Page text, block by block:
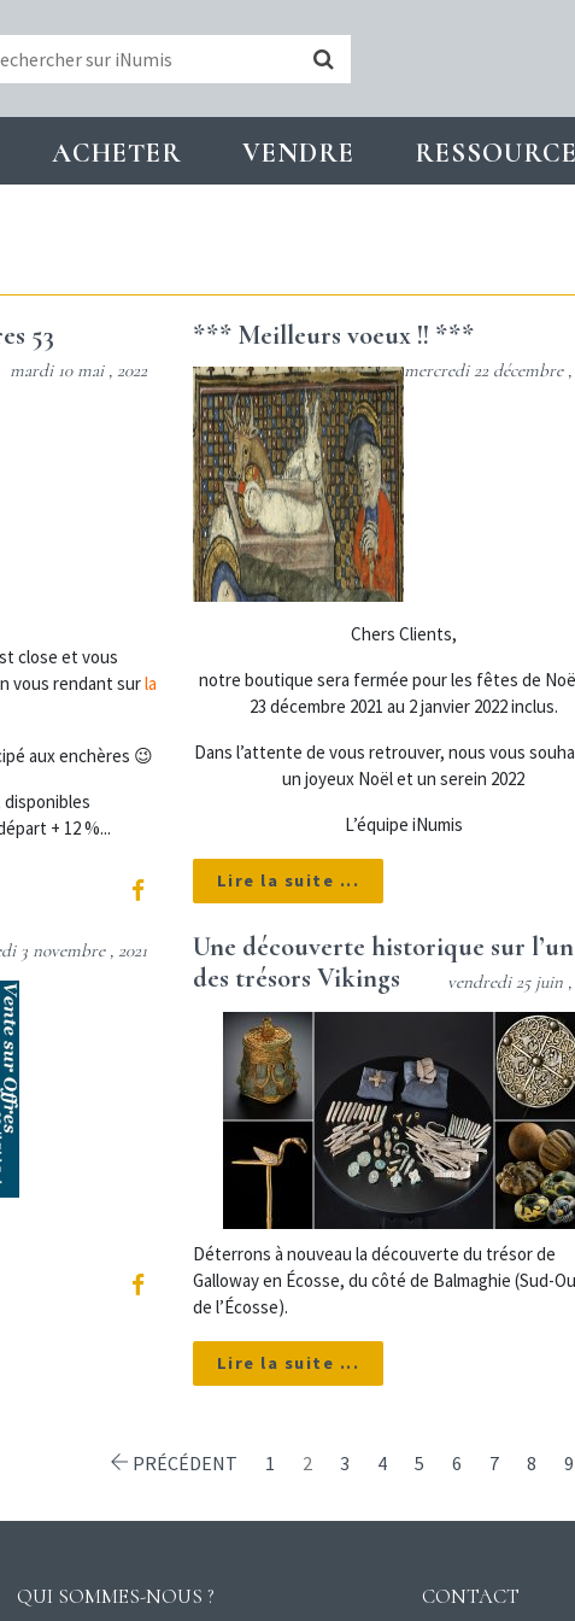
ACHETER VENDRE
53
mardi 10 mai , 2022
close et vous
vous rendant surla
aux enchères 😉
disponibles
+ 12 %...
*** Meilleurs voeux !! ***
mercredi 22 décembre ,
Chers Clients,
notre boutique sera fermée pour les fêtes de
23 décembre 2021 au 2 janvier 2022 inclus.
Dans l’attente de vous retrouver, nous vous
un joyeux Noël et un serein 2022
L’équipe iNumis
Lire la suite ...
3 novembre , 2021
Une découverte historique sur l’un
des trésors Vikings
vendredi 25 juin ,
Déterrons à nouveau la découverte du trésor de
Galloway en Écosse, du côté de Balmaghie (Sud-
de l’Écosse).
Lire la suite ...
PRÉCÉDENT 1 2 3 4 5 6 7 8 9
QUI SOMMES-NOUS ? CONTACT